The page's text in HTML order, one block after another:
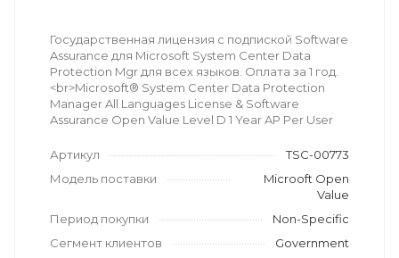
Государственная лицензия с подпиской Software
Assurance для Microsoft System Center Data
Protection Mgr для всех языков. Оплата за 1 год.
<br>Microsoft® System Center Data Protection
Manager All Languages License & Software
Assurance Open Value Level D 1 Year AP Per User
Артикул
TSC-00773
Модель поставки
Microoft Open
Value
Период покупки
Non-Specific
Сегмент клиентов
Government